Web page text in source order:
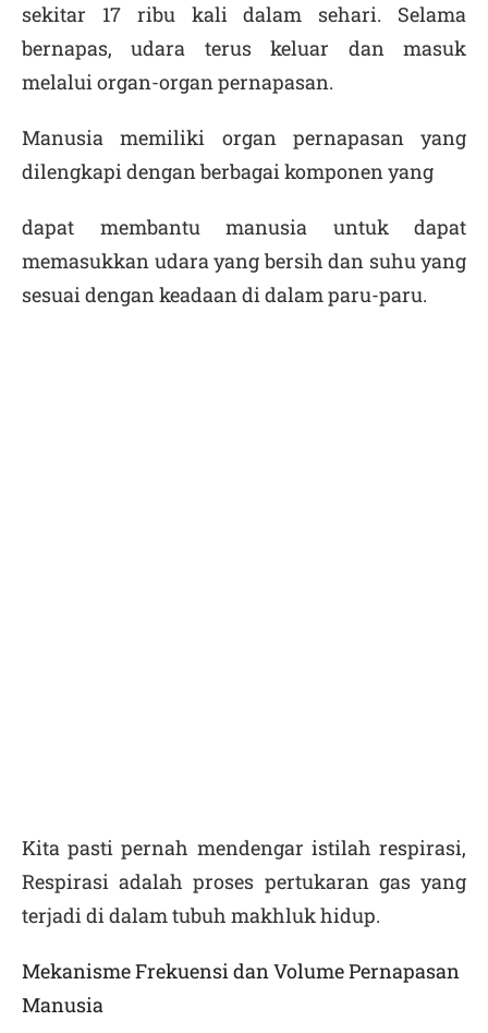
sekitar 17 ribu kali dalam sehari. Selama
bernapas, udara terus keluar dan masuk
melalui organ-organ pernapasan.
Manusia memiliki organ pernapasan yang
dilengkapi dengan berbagai komponen yang
dapat membantu manusia untuk dapat
memasukkan udara yang bersih dan suhu yang
sesuai dengan keadaan di dalam paru-paru.
Kita pasti pernah mendengar istilah respirasi,
Respirasi adalah proses pertukaran gas yang
terjadi di dalam tubuh makhluk hidup.
Mekanisme Frekuensi dan Volume Pernapasan
Manusia